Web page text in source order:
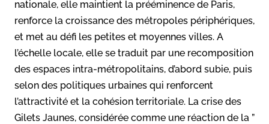
nationale, elle maintient la prééminence de Paris,
renforce la croissance des métropoles périphériques,
et met au défi les petites et moyennes villes. A
l’échelle locale, elle se traduit par une recomposition
des espaces intra-métropolitains, d’abord subie, puis
selon des politiques urbaines qui renforcent
l’attractivité et la cohésion territoriale. La crise des
Gilets Jaunes, considérée comme une réaction de la ”